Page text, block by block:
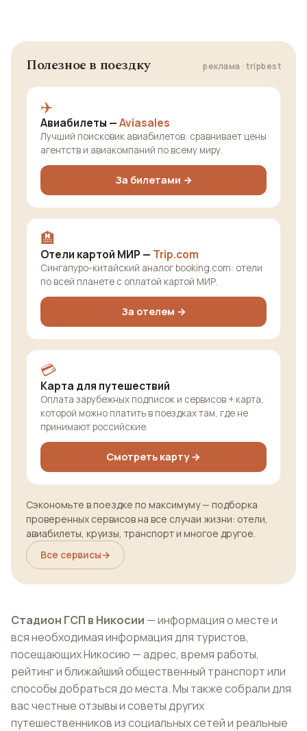
Полезное в поездку реклама · tripbest
✈️
Авиабилеты —Aviasales
Лучший поисковик авиабилетов: сравнивает цены
агентств и авиакомпаний по всему миру.
За билетами →
🏨
Отели картой МИР — Trip.com
Сингапуро-китайский аналог booking.com: отели
по всей планете с оплатой картой МИР.
За отелем →
💳
Карта для путешествий
Оплата зарубежных подписок и сервисов + карта,
которой можно платить в поездках там, где не
принимают российские.
Смотреть карту →
Сэкономьте в поездке по максимуму — подборка
проверенных сервисов на все случаи жизни: отели,
авиабилеты, круизы, транспорт и многое другое.
Все сервисы→
Стадион ГСП в Никосии — информация о месте и
вся необходимая информация для туристов,
посещающих Никосию — адрес, время работы,
рейтинг и ближайший общественный транспорт или
способы добраться до места. Мы также собрали для
вас честные отзывы и советы других
путешественников из социальных сетей и реальные